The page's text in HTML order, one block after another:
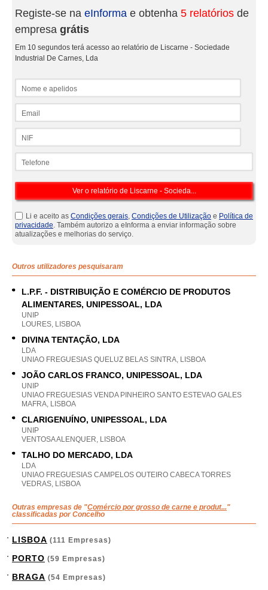
Registe-se na eInforma e obtenha 5 relatórios de
empresa grátis
Em 10 segundos terá acesso ao relatório de Liscarne - Sociedade
Industrial De Carnes, Lda
Li e aceito as Condições gerais, Condições de Utilização e Política de
privacidade. Também autorizo a eInforma a enviar informação sobre
atualizações e melhorias do serviço.
Outros utilizadores pesquisaram
L.P.F. - DISTRIBUIÇÃO E COMÉRCIO DE PRODUTOS
ALIMENTARES, UNIPESSOAL, LDA
UNIP
LOURES, LISBOA
DIVINA TENTAÇÃO, LDA
LDA
UNIAO FREGUESIAS QUELUZ BELAS SINTRA, LISBOA
JOÃO CARLOS FRANCO, UNIPESSOAL, LDA
UNIP
UNIAO FREGUESIAS VENDA PINHEIRO SANTO ESTEVAO GALES
MAFRA, LISBOA
CLARIGENUÍNO, UNIPESSOAL, LDA
UNIP
VENTOSA ALENQUER, LISBOA
TALHO DO MERCADO, LDA
LDA
UNIAO FREGUESIAS CAMPELOS OUTEIRO CABECA TORRES
VEDRAS, LISBOA
Outras empresas de "Comércio por grosso de carne e produt..."
classificadas por Concelho
LISBOA (111 Empresas)
PORTO (59 Empresas)
BRAGA (54 Empresas)